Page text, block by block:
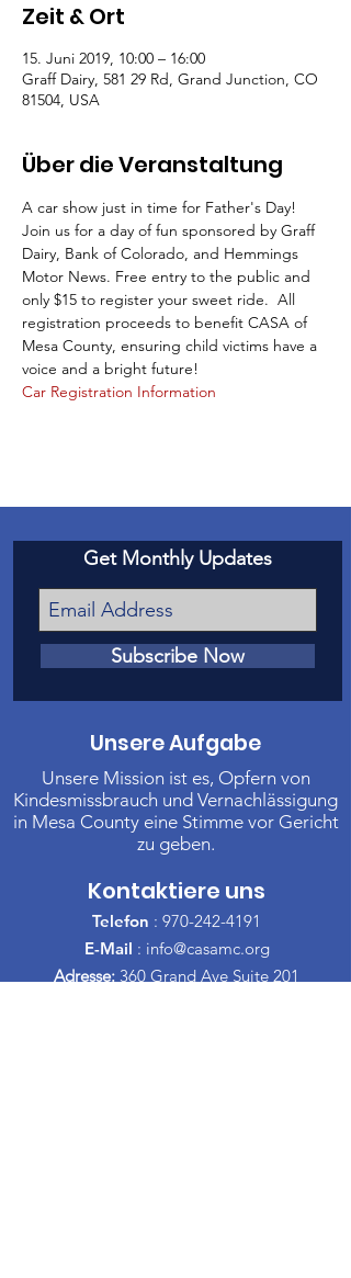
Zeit & Ort
15. Juni 2019, 10:00 – 16:00
Graff Dairy, 581 29 Rd, Grand Junction, CO
81504, USA
Über die Veranstaltung
A car show just in time for Father's Day!
Join us for a day of fun sponsored by Graff
Dairy, Bank of Colorado, and Hemmings
Motor News. Free entry to the public and
only $15 to register your sweet ride.  All
registration proceeds to benefit CASA of
Mesa County, ensuring child victims have a
voice and a bright future!
Car Registration Information
Get Monthly Updates
Subscribe Now
Unsere Aufgabe
Unsere Mission ist es, Opfern von
Kindesmissbrauch und Vernachlässigung
in Mesa County eine Stimme vor Gericht
zu geben.
Kontaktiere uns
Telefon : 970-242-4191
E-Mail : info@casamc.org
Adresse: 360 Grand Ave Suite 201